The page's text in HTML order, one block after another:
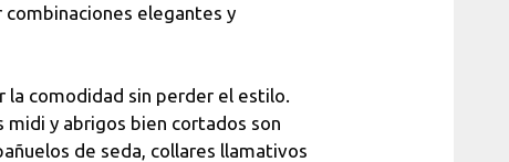
combinaciones elegantes y
comodidad sin perder el estilo.
midi y abrigos bien cortados son
de seda, collares llamativos